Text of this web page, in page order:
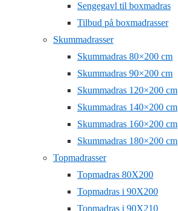
Sengegavl til boxmadras
Tilbud på boxmadrasser
Skummadrasser
Skummadras 80×200 cm
Skummadras 90×200 cm
Skummadras 120×200 cm
Skummadras 140×200 cm
Skummadras 160×200 cm
Skummadras 180×200 cm
Topmadrasser
Topmadras 80X200
Topmadras i 90X200
Topmadras i 90X210